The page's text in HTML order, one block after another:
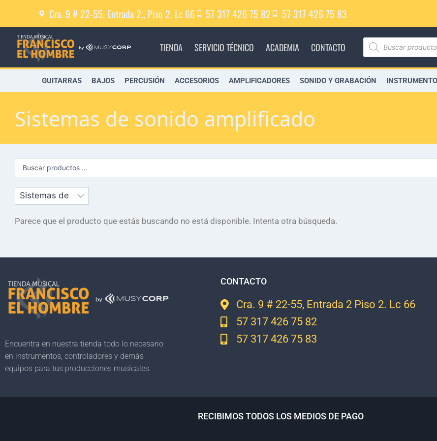
Cra. 9 # 22-55, Entrada 2., Piso 2. Lc 66 57 317 426 75 82 57 317 426 75 83
TIENDA SERVICIO TÉCNICO ACADEMIA CONTACTO
GUITARRAS BAJOS PERCUSIÓN ACCESORIOS AMPLIFICADORES SONIDO Y GRABACIÓN
Sistemas de sonido amplificado
Parece que el producto que estás buscando no está disponible. Intenta otra búsqueda.
Encuentra en nuestra tienda todo lo necesario
en instrumentos, controladores y demás
equipos para tus producciones musicales.
CONTACTO
Cra. 9 # 22-55, Entrada 2 Piso 2. Lc 66
57 317 426 75 82
57 317 426 75 83
RECIBIMOS TODOS LOS MEDIOS DE PAGO